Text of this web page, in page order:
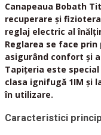
Canapeaua Bobath
recuperare și
reglaj electric al
Reglarea se face prin
asigurând confort și
Tapițeria este
clasa ignifugă 1IM și
în utilizare.
Caracteristici